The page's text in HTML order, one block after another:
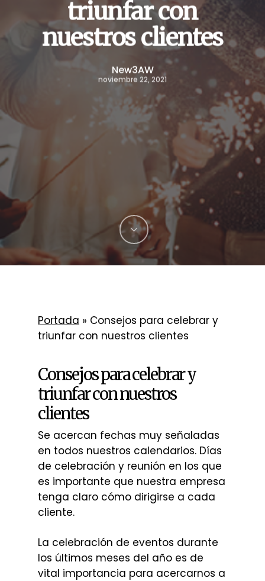
triunfar con
nuestros clientes
New3AW
noviembre 22, 2021
Portada » Consejos para celebrar y
triunfar con nuestros clientes
Consejos para celebrar y
triunfar con nuestros
clientes
Se acercan fechas muy señaladas
en todos nuestros calendarios. Días
de celebración y reunión en los que
es importante que nuestra empresa
tenga claro cómo dirigirse a cada
cliente.
La celebración de eventos durante
los últimos meses del año es de
vital importancia para acercarnos a